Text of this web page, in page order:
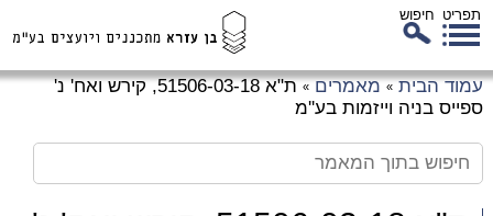
תפריט חיפוש
עמוד הבית » מאמרים »
ת"א 51506-03-18, קירש ואח' נ'
ספייס בניה וייזמות בע''מ